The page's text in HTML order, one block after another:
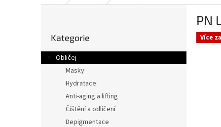
r
a
kategorie
Kategorie
Obličej
Masky
Hydratace
Anti-aging a lifting
Čištění a odličení
Depigmentace
PN
Více